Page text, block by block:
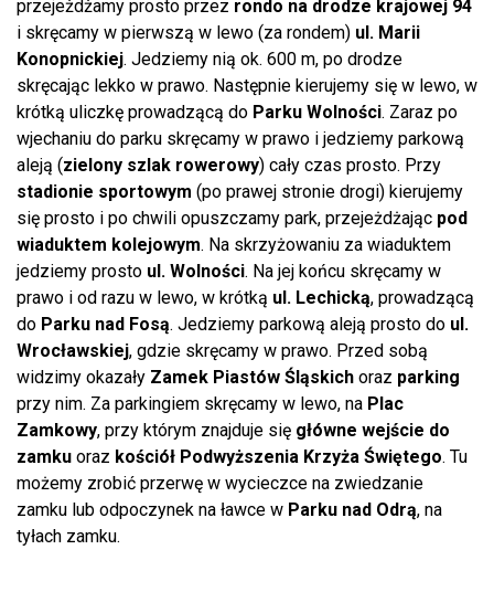
przejeżdżamy prosto przez rondo na drodze krajowej 94
i skręcamy w pierwszą w lewo (za rondem) ul. Marii
Konopnickiej. Jedziemy nią ok. 600 m, po drodze
skręcając lekko w prawo. Następnie kierujemy się w lewo, w
krótką uliczkę prowadzącą do Parku Wolności. Zaraz po
wjechaniu do parku skręcamy w prawo i jedziemy parkową
aleją (zielony szlak rowerowy) cały czas prosto. Przy
stadionie sportowym (po prawej stronie drogi) kierujemy
się prosto i po chwili opuszczamy park, przejeżdżając pod
wiaduktem kolejowym. Na skrzyżowaniu za wiaduktem
jedziemy prosto ul. Wolności. Na jej końcu skręcamy w
prawo i od razu w lewo, w krótką ul. Lechicką, prowadzącą
do Parku nad Fosą. Jedziemy parkową aleją prosto do ul.
Wrocławskiej, gdzie skręcamy w prawo. Przed sobą
widzimy okazały Zamek Piastów Śląskich oraz parking
przy nim. Za parkingiem skręcamy w lewo, na Plac
Zamkowy, przy którym znajduje się główne wejście do
zamku oraz kościół Podwyższenia Krzyża Świętego. Tu
możemy zrobić przerwę w wycieczce na zwiedzanie
zamku lub odpoczynek na ławce w Parku nad Odrą, na
tyłach zamku.